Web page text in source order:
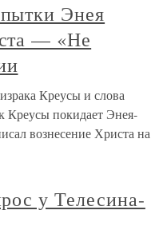
Энея
— «Не
Креусы и слова
покидает Энея-
вознесение Христа на
у Телесина-